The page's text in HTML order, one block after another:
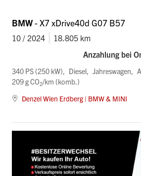
BMW- X7 xDrive40d G07 B57
10 / 2024 18.805 km
Anzahlung bei
340 PS (250 kW) Diesel Jahreswagen
209 g CO2/km (komb.)
Denzel Wien Erdberg | BMW & MINI